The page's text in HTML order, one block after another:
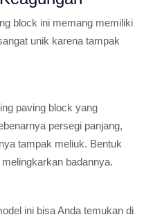
block ini memang memiliki
unik karena tampak
paving block yang
persegi panjang,
tampak meliuk. Bentuk
badannya.
ini bisa Anda temukan di